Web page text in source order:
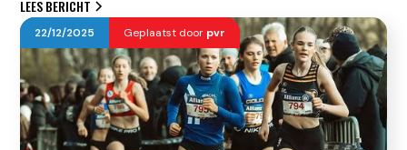
LEES BERICHT
22/12/2025 Geplaatst door pvr